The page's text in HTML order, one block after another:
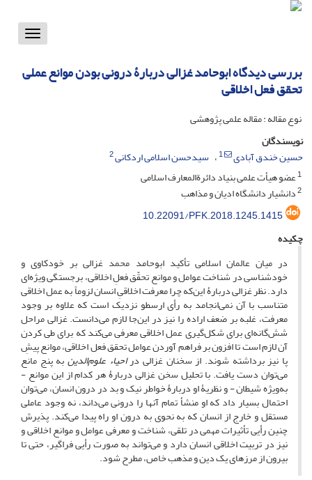
Toggle
بررسی دیدگاه ابوحامد غزالی دربارۀ درونی بودن موانع عملی
تحقق فعل اخلاقی
نوع مقاله : مقاله علمی پژوهشی
نویسندگان
حسین خندق آبادی
1 سیدحسن اسلامی اردکانی2
1عضو هیأت علمی بنیاد دائرةالمعارف اسلامی
2دانشیار دانشگاه ادیان و مذاهب
10.22091/PFK.2018.1245.1415
چکیده
در میان عالمان اسلامی تأکید ابوحامد محمد غزالی بر خودکاوی و
خودشناسی در شناخت عوامل و موانع تحقّق فعلِ اخلاقی، برجستگی ویژه‌ای
دارد. نظر غزالی دربارۀ این‌که چرا معرفت اخلاقیِ انسان لزوماً به عمل اخلاقی
متناسب با آن نمی‌انجامد به رأی ارسطو نزدیک است که علاوه بر وجود
معرفت‌‌، غلبه بر ضعف اراده را نیز در این‌جا لازم می‌دانست. غزالی مراحل
شش‌گانه‌ای برای شکل‌گیری عمل اخلاقی معرفی می‌کند که برای طی کردن
آن لازم است تا افزون بر فراهم آوردن عوامل تحقق فعل اخلاقی‌‌، موانع پیشِ
پا نیز برداشته شوند. از سخنان غزالی دراحیاء علوم‌الدینبه پنج مانع
می‌توان دست یافت. با تحلیل سخن غزالی دربارۀ هر کدام از این موانع -
به‌ویژه شیطان - و نظریۀ او دربارۀ خواطر نیک و بد در درون انسان‌‌، می‌توان
احتمال بسیار داد که او منشأ تمام آنها را درونی می‌داند‌‌، نه وجود عاملی
مستقل و خارج از انسان که به نحوی به درون او راه پیدا می‌کند. پذیرش
چنین رأیی تأثیرات مهمی در تلقی‌‌، شناخت و معرفی عوامل و موانع اخلاقی و
نیز در تربیت اخلاقی انسان دارد‌‌ و می‌تواند به صورت رأیی فراگیر‌‌، حتی تا
بیرون از مرزهای یک دین و مذهب خاص‌‌، مطرح شود.